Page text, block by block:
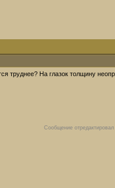
труднее? На глазок толщину
Сообщение отредактировал